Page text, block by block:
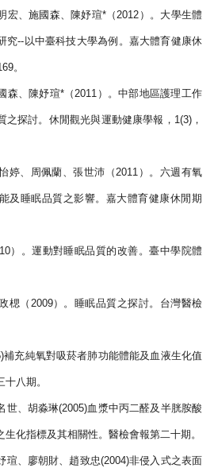
宏、施國森、陳妤瑄*（ 2012 ）。大學生體
究--以中臺科技大學為例。嘉大體育健康休
。
森、陳妤瑄*（ 2011 ）。中部地區護理工作
之探討。休閒觀光與運動健康學報， 1(3)，
婷、周佩蘭、張世沛（ 2011 ）。六週有氧
及睡眠品質之影響。嘉大體育健康休閒期
）。運動對睡眠品質的改善。臺中學院體
楒（ 2009）。睡眠品質之探討。台灣醫檢
補充純氧對吸菸者肺功能體能及血液生化值
八期。
世、胡淼琳(2005)血漿中丙二醛及半胱胺酸
化指標及其相關性。醫檢會報第二十期。
瑄、廖朝財、趙致忠(2004)非侵入式之表面